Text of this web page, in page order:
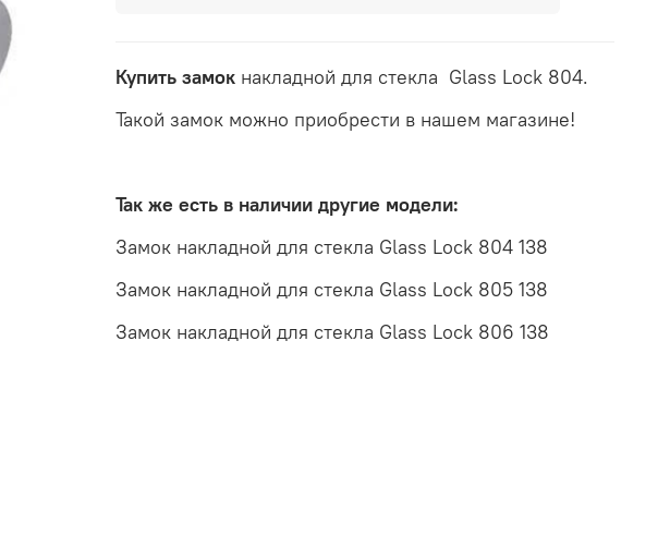
Купить замок накладной для стекла Glass Lock 804.
Такой замок можно приобрести в нашем магазине!
Так же есть в наличии другие модели:
Замок накладной для стекла Glass Lock 804 138
Замок накладной для стекла Glass Lock 805 138
Замок накладной для стекла Glass Lock 806 138